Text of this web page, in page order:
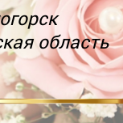
область